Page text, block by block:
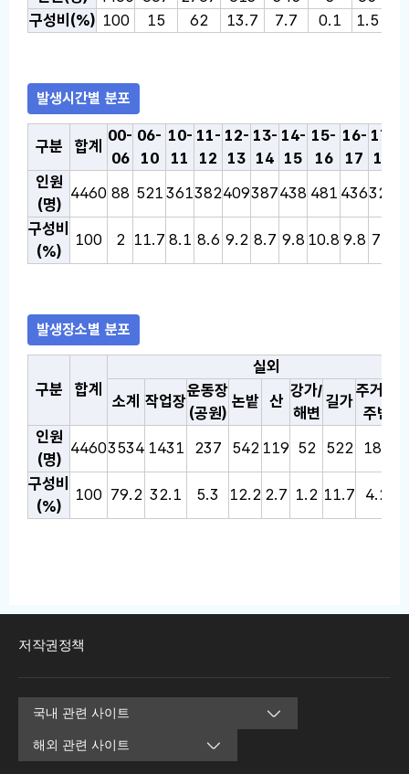
구성비(%) 100 15 62 13.7 7.7 0.1 1.5
발생시간별 분포
발생시간별 분포 통계표: 온열질환 감시 통계표로, 선택한 연
구분 합계
00-
06
06-
10
10-
11
11-
12
12-
13
13-
14
14-
15
15-
16
16-
17
17-
18
인원
(명)
4460 88 521 361382409387438 481 436323
구성비
(%)
100 2 11.7 8.1 8.6 9.2 8.7 9.8 10.8 9.8 7.2
발생장소별 분포
발생장소별 분포 통계표: 온열질환 감시 통계표로, 선택한 연
구분
합계
실외
소계
작업장
운동장
(공원)
논밭 산
강가/
해변
길가
주거지
주변
인원
(명)
44603534 1431 237 542 119 52 522 186
구성비
(%)
100 79.2 32.1 5.3 12.2 2.7 1.2 11.7 4.2
저작권정책